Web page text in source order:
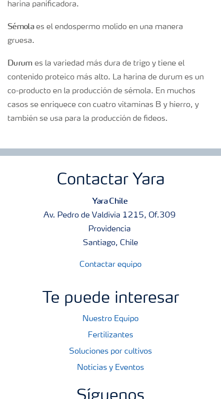
harina panificadora.
Sémolaes el endospermo molido en una manera
gruesa.
Durum es la variedad más dura de trigo y tiene el
contenido proteico más alto. La harina de durum es un
co-producto en la producción de sémola. En muchos
casos se enriquece con cuatro vitaminas B y hierro, y
también se usa para la producción de fideos.
Contactar Yara
Yara Chile
Av. Pedro de Valdivia 1215, Of.309
Providencia
Santiago, Chile
Contactar equipo
Te puede interesar
Nuestro Equipo
Fertilizantes
Soluciones por cultivos
Noticias y Eventos